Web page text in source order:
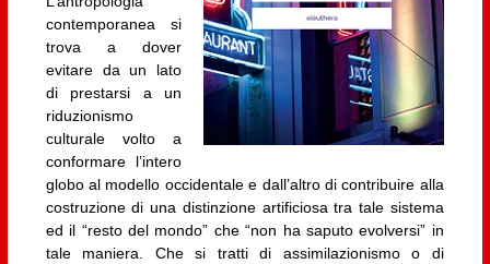
contemporanea si
trova a dover
evitare da un lato
di prestarsi a un
riduzionismo
culturale volto a
conformare l’intero
globo al modello occidentale e dall’altro di contribuire alla
costruzione di una distinzione artificiosa tra tale sistema
ed il “resto del mondo” che “non ha saputo evolversi” in
tale maniera. Che si tratti di assimilazionismo o di